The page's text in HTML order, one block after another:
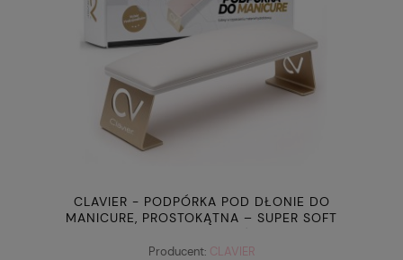
CLAVIER - PODPÓRKA POD DŁONIE DO
MANICURE, PROSTOKĄTNA – SUPER SOFT
Producent: CLAVIER